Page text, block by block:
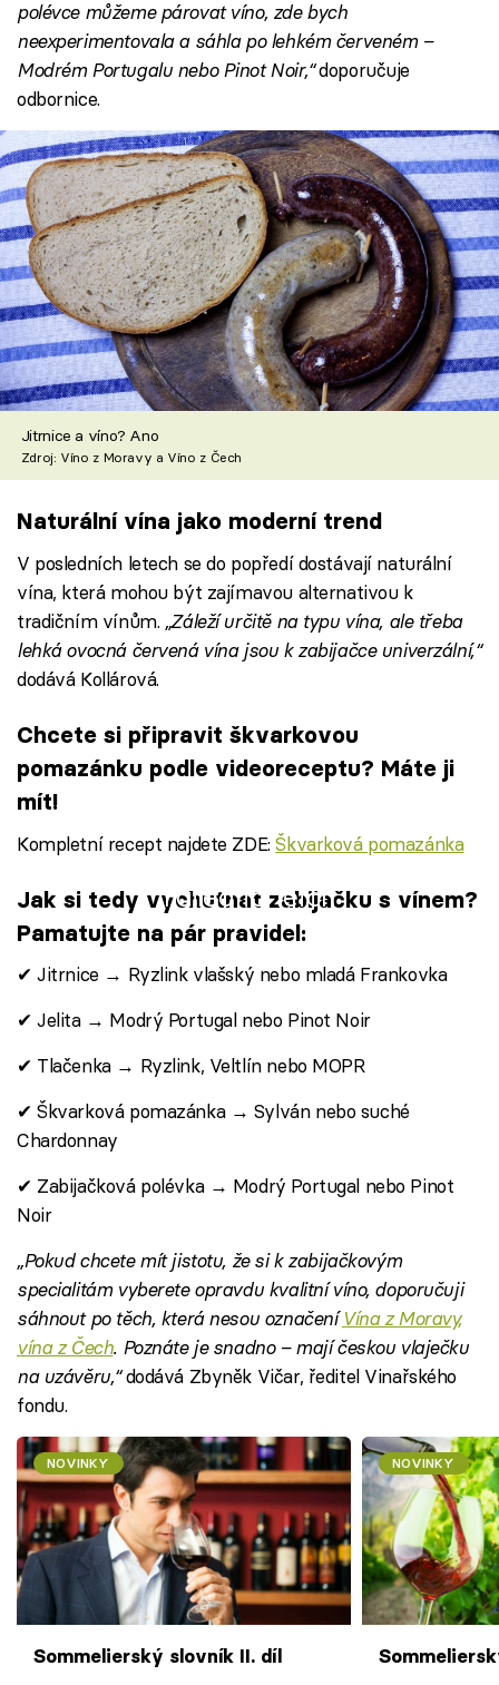
polévce můžeme párovat víno, zde bych
neexperimentovala a sáhla po lehkém červeném –
Modrém Portugalu nebo Pinot Noir,“doporučuje
odbornice.
Jitrnice a víno? Ano
Zdroj: Víno z Moravy a Víno z Čech
Naturální vína jako moderní trend
V posledních letech se do popředí dostávají naturální
vína, která mohou být zajímavou alternativou k
tradičním vínům. „Záleží určitě na typu vína, ale třeba
lehká ovocná červená vína jsou k zabijačce univerzální,“
dodává Kollárová.
Chcete si připravit škvarkovou
pomazánku podle videoreceptu? Máte ji
mít!
Kompletní recept najdete ZDE:Škvarková pomazánka
Failed to fetch
Jak si tedy vychutnat zabijačku s vínem?
Pamatujte na pár pravidel:
✔ Jitrnice → Ryzlink vlašský nebo mladá Frankovka
✔ Jelita → Modrý Portugal nebo Pinot Noir
✔ Tlačenka → Ryzlink, Veltlín nebo MOPR
✔ Škvarková pomazánka → Sylván nebo suché
Chardonnay
✔ Zabijačková polévka → Modrý Portugal nebo Pinot
Noir
„Pokud chcete mít jistotu, že si k zabijačkovým
specialitám vyberete opravdu kvalitní víno, doporučuji
sáhnout po těch, která nesou označeníVína z Moravy,
vína z Čech. Poznáte je snadno – mají českou vlaječku
na uzávěru,“dodává Zbyněk Vičar, ředitel Vinařského
fondu.
NOVINKY
Sommelierský slovník II. díl
NOVINKY